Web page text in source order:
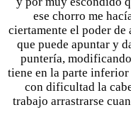
ese chorro me
ciertamente el poder
que puede apuntar y
puntería,
tiene en la parte
con dificultad la
trabajo arrastrarse